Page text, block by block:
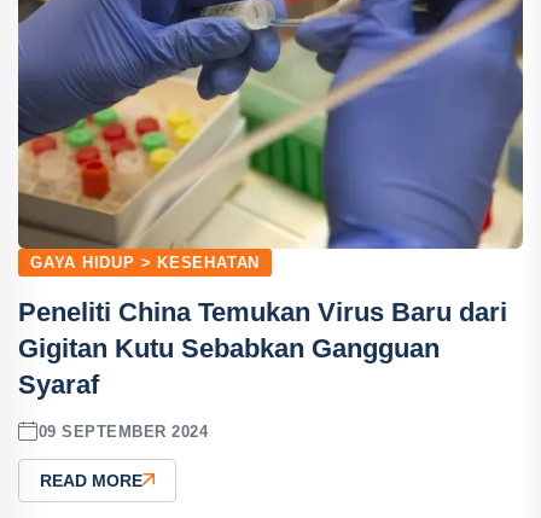
GAYA HIDUP > KESEHATAN
Peneliti China Temukan Virus Baru dari
Gigitan Kutu Sebabkan Gangguan
Syaraf
09 SEPTEMBER 2024
READ MORE